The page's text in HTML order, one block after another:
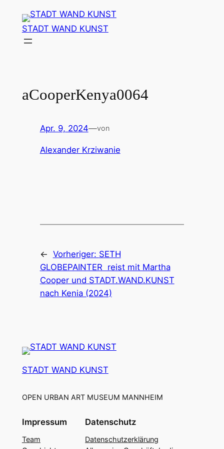
Inhalt
springen
STADT WAND KUNST
aCooperKenya0064
Apr. 9, 2024—von
Alexander Krziwanie
← Vorheriger: SETH
GLOBEPAINTER reist mit Martha
Cooper und STADT.WAND.KUNST
nach Kenia (2024)
STADT WAND KUNST
OPEN URBAN ART MUSEUM MANNHEIM
Impressum
Team
Datenschutz
Datenschutzerklärung